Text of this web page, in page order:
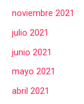
noviembre 2021
julio 2021
junio 2021
mayo 2021
abril 2021